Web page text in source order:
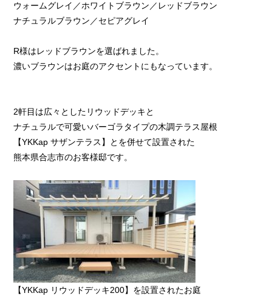
ウォームグレイ／ホワイトブラウン／レッドブラウン
ナチュラルブラウン／セピアグレイ
R様はレッドブラウンを選ばれました。
濃いブラウンはお庭のアクセントにもなっています。
2軒目は広々としたリウッドデッキと
ナチュラルで可愛いバーゴラタイプの木調テラス屋根
【YKKap サザンテラス】とを併せて設置された
熊本県合志市のお客様邸です。
【YKKap リウッドデッキ200】を設置されたお庭